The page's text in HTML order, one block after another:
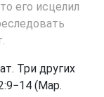
его исцелил
Три других
(Map.